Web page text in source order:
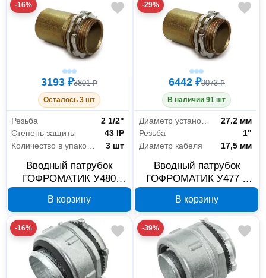
-16%
3193 ₽3801 ₽
Осталось 3 шт
Резьба
2 1/2"
Степень защиты
43 IP
3 шт
Вводный патрубок
ГОФРОМАТИК У480
В корзину
-29%
6442 ₽9073 ₽
В наличии 91 шт
Диаметр установки
27.2 мм
Резьба
1"
Диаметр кабеля
17,5 мм
Вводный патрубок
ГОФРОМАТИК У477 1
В корзину
-16% -39%